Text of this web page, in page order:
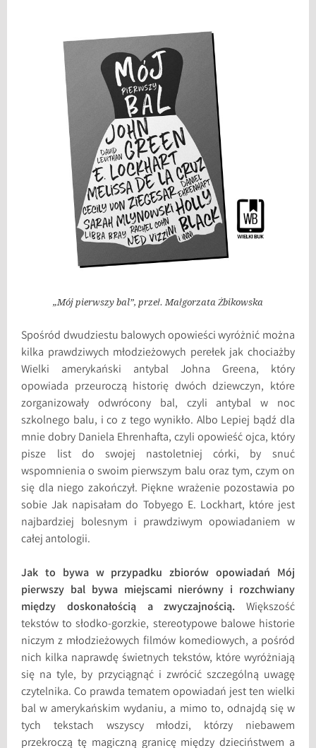
„Mój pierwszy bal”, przeł. Małgorzata Żbikowska
Spośród dwudziestu balowych opowieści wyróżnić można
kilka prawdziwych młodzieżowych perełek jak chociażby
Wielki amerykański antybal Johna Greena, który
opowiada przeuroczą historię dwóch dziewczyn, które
zorganizowały odwrócony bal, czyli antybal w noc
szkolnego balu, i co z tego wynikło. Albo Lepiej bądź dla
mnie dobry Daniela Ehrenhafta, czyli opowieść ojca, który
pisze list do swojej nastoletniej córki, by snuć
wspomnienia o swoim pierwszym balu oraz tym, czym on
się dla niego zakończył. Piękne wrażenie pozostawia po
sobie Jak napisałam do Tobyego E. Lockhart, które jest
najbardziej bolesnym i prawdziwym opowiadaniem w
całej antologii.
Jak to bywa w przypadku zbiorów opowiadań Mój
pierwszy bal bywa miejscami nierówny i rozchwiany
między doskonałością a zwyczajnością. Większość
tekstów to słodko-gorzkie, stereotypowe balowe historie
niczym z młodzieżowych filmów komediowych, a pośród
nich kilka naprawdę świetnych tekstów, które wyróżniają
się na tyle, by przyciągnąć i zwrócić szczególną uwagę
czytelnika. Co prawda tematem opowiadań jest ten wielki
bal w amerykańskim wydaniu, a mimo to, odnajdą się w
tych tekstach wszyscy młodzi, którzy niebawem
przekroczą tę magiczną granicę między dzieciństwem a